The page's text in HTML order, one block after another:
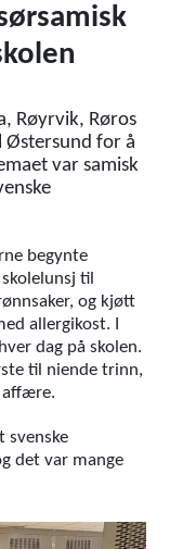
Røyrvik, Røros
Østersund for å
var samisk
begynte
til
og kjøtt
allergikost. I
dag på skolen.
til niende trinn,
affære.
svenske
det var mange